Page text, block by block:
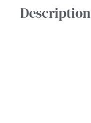
Description